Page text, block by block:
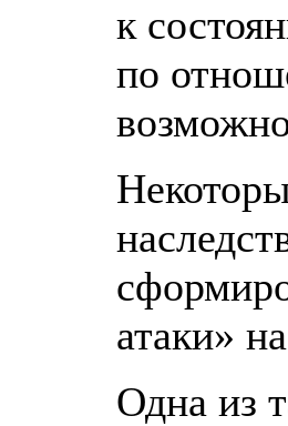
к
по
атаки»
Одна из